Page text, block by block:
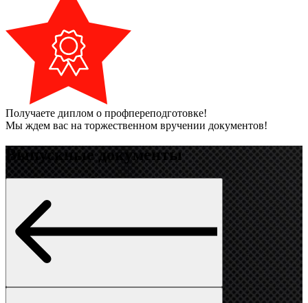
Получаете диплом о профпереподготовке!
Мы ждем вас на торжественном вручении документов!
Выпускные документы